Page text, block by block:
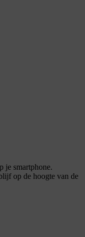
je smartphone.
op de hoogte van de